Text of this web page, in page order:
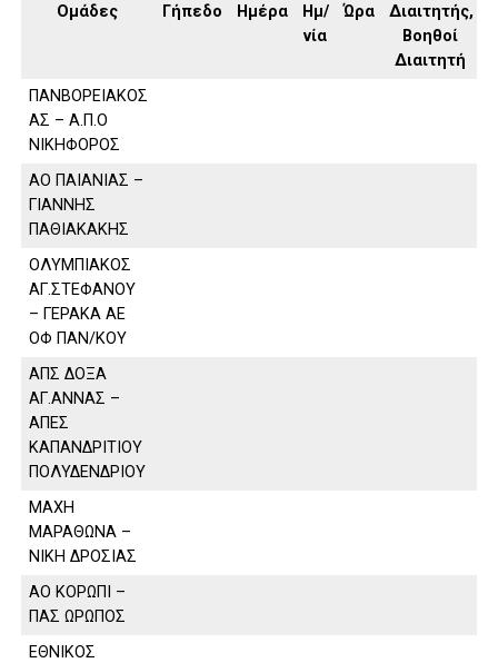
Ομάδες Γήπεδο Ημέρα
Ημ/
νία
Ώρα
Διαιτητής,
Βοηθοί
Διαιτητή
ΠΑΝΒΟΡΕΙΑΚΟΣ
ΑΣ – Α.Π.Ο
ΝΙΚΗΦΟΡΟΣ
ΑΟ ΠΑΙΑΝΙΑΣ –
ΓΙΑΝΝΗΣ
ΠΑΘΙΑΚΑΚΗΣ
ΟΛΥΜΠΙΑΚΟΣ
ΑΓ.ΣΤΕΦΑΝΟΥ
– ΓΕΡΑΚΑ ΑΕ
ΟΦ ΠΑΝ/ΚΟΥ
ΑΠΣ ΔΟΞΑ
ΑΓ.ΑΝΝΑΣ –
ΑΠΕΣ
ΚΑΠΑΝΔΡΙΤΙΟΥ
ΠΟΛΥΔΕΝΔΡΙΟΥ
ΜΑΧΗ
ΜΑΡΑΘΩΝΑ –
ΝΙΚΗ ΔΡΟΣΙΑΣ
ΑΟ ΚΟΡΩΠΙ –
ΠΑΣ ΩΡΩΠΟΣ
ΕΘΝΙΚΟΣ